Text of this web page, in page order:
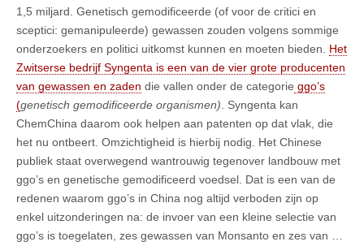
1,5 miljard. Genetisch gemodificeerde (of voor de critici en
sceptici: gemanipuleerde) gewassen zouden volgens sommige
onderzoekers en politici uitkomst kunnen en moeten bieden. Het
Zwitserse bedrijf Syngenta is een van de vier grote producenten
van gewassen en zaden die vallen onder de categorie ggo’s
(genetisch gemodificeerde organismen) . Syngenta kan
ChemChina daarom ook helpen aan patenten op dat vlak, die
het nu ontbeert. Omzichtigheid is hierbij nodig. Het Chinese
publiek staat overwegend wantrouwig tegenover landbouw met
ggo’s en genetische gemodificeerd voedsel. Dat is een van de
redenen waarom ggo’s in China nog altijd verboden zijn op
enkel uitzonderingen na: de invoer van een kleine selectie van
ggo’s is toegelaten, zes gewassen van Monsanto en zes van …